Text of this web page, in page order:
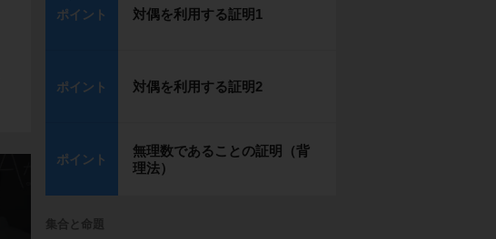
ポイント 対偶を利用する証明1
ポイント 対偶を利用する証明2
ポイント
無理数であることの証明（背
理法）
集合と命題